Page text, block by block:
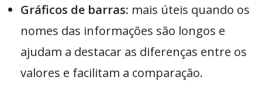
Gráficos de barras: mais úteis quando os
nomes das informações são longos e
ajudam a destacar as diferenças entre os
valores e facilitam a comparação.